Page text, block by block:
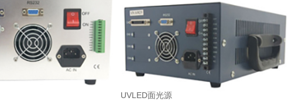
UVLED面光源